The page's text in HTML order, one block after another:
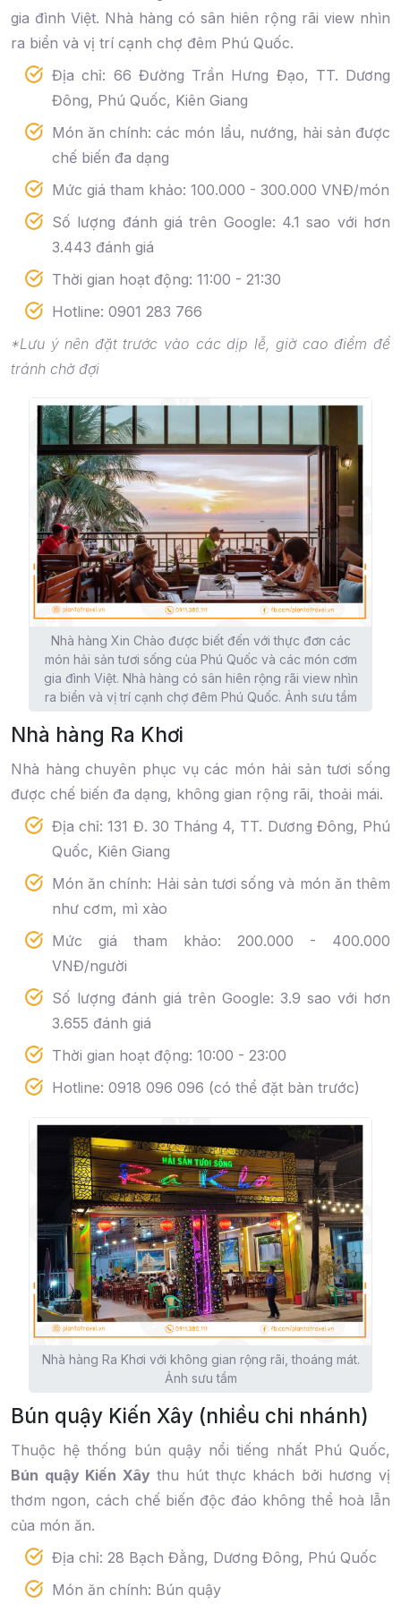
gia đình Việt. Nhà hàng có sân hiên rộng rãi view nhìn
ra biển và vị trí cạnh chợ đêm Phú Quốc.
Địa chỉ: 66 Đường Trần Hưng Đạo, TT. Dương
Đông, Phú Quốc, Kiên Giang
Món ăn chính: các món lẩu, nướng, hải sản được
chế biến đa dạng
Mức giá tham khảo: 100.000 - 300.000 VNĐ/món
Số lượng đánh giá trên Google: 4.1 sao với hơn
3.443 đánh giá
Thời gian hoạt động: 11:00 - 21:30
Hotline: 0901 283 766
*Lưu ý nên đặt trước vào các dịp lễ, giờ cao điểm để
tránh chờ đợi
Nhà hàng Xin Chào được biết đến với thực đơn các
món hải sản tươi sống của Phú Quốc và các món cơm
gia đình Việt. Nhà hàng có sân hiên rộng rãi view nhìn
ra biển và vị trí cạnh chợ đêm Phú Quốc. Ảnh sưu tầm
Nhà hàng Ra Khơi
Nhà hàng chuyên phục vụ các món hải sản tươi sống
được chế biến đa dạng, không gian rộng rãi, thoải mái.
Địa chỉ: 131 Đ. 30 Tháng 4, TT. Dương Đông, Phú
Quốc, Kiên Giang
Món ăn chính: Hải sản tươi sống và món ăn thêm
như cơm, mì xào
Mức giá tham khảo: 200.000 - 400.000
VNĐ/người
Số lượng đánh giá trên Google: 3.9 sao với hơn
3.655 đánh giá
Thời gian hoạt động: 10:00 - 23:00
Hotline: 0918 096 096 (có thể đặt bàn trước)
Nhà hàng Ra Khơi với không gian rộng rãi, thoáng mát.
Ảnh sưu tầm
Bún quậy Kiến Xây (nhiều chi nhánh)
Thuộc hệ thống bún quậy nổi tiếng nhất Phú Quốc,
Bún quậy Kiến Xâythu hút thực khách bởi hương vị
thơm ngon, cách chế biến độc đáo không thể hoà lẫn
của món ăn.
Địa chỉ: 28 Bạch Đằng, Dương Đông, Phú Quốc
Món ăn chính: Bún quậy